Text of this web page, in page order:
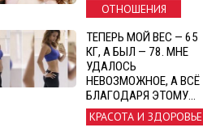
ОТНОШЕНИЯ
ТЕПЕРЬ МОЙ ВЕС — 65
КГ, А БЫЛ — 78. МНЕ
УДАЛОСЬ
НЕВОЗМОЖНОЕ, А ВСЁ
БЛАГОДАРЯ ЭТОМУ…
КРАСОТА И ЗДОРОВЬЕ